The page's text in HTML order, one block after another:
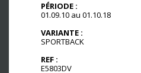
PÉRIODE :
01.09.10 au 01.10.18
VARIANTE :
SPORTBACK
REF :
E5803DV